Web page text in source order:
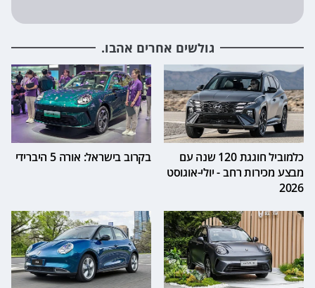
גולשים אחרים אהבו.
כלמוביל חוגגת 120 שנה עם
מבצע מכירות רחב - יולי-אוגוסט
2026
בקרוב בישראל: אורה 5 היברידי